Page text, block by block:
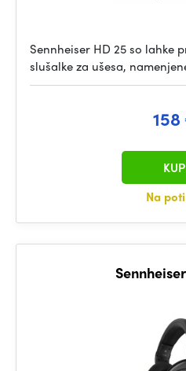
Sennheiser HD 25 so lahke
slušalke za ušesa,
Na poti